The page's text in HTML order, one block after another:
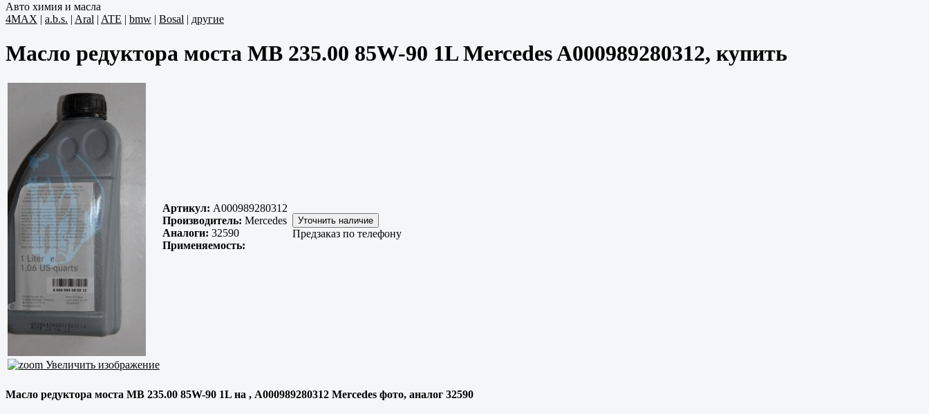
Авто химия и масла
4MAX | a.b.s. | Aral | ATE | bmw | Bosal | другие
Масло редуктора моста MB 235.00 85W-90 1L Mercedes A000989280312, купить
Увеличить изображение
Артикул: A000989280312
Производитель: Mercedes
Аналоги: 32590
Применяемость:
Предзаказ по телефону
Масло редуктора моста MB 235.00 85W-90 1L на , A000989280312 Mercedes фото, аналог 32590